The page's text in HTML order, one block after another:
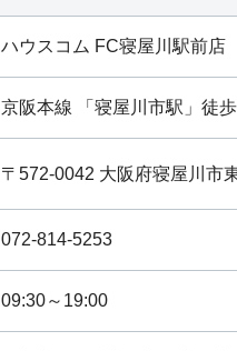
ハウスコム FC寝屋川駅前店
京阪本線 「 寝屋川市駅 」徒
〒572-0042 大阪府寝屋川市
072-814-5253
09:30～19:00